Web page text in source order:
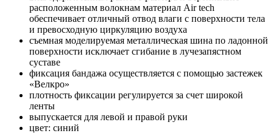
расположенным волокнам материал Air tech
обеспечивает отличный отвод влаги с поверхности тела
и превосходную циркуляцию воздуха
съемная моделируемая металлическая шина по ладонной
поверхности исключает сгибание в лучезапястном
суставе
фиксация бандажа осуществляется с помощью застежек
«Велкро»
плотность фиксации регулируется за счет широкой
ленты
выпускается для левой и правой руки
цвет: синий